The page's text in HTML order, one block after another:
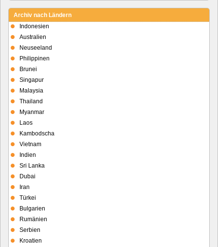
Archiv nach Ländern
Indonesien
Australien
Neuseeland
Philippinen
Brunei
Singapur
Malaysia
Thailand
Myanmar
Laos
Kambodscha
Vietnam
Indien
Sri Lanka
Dubai
Iran
Türkei
Bulgarien
Rumänien
Serbien
Kroatien